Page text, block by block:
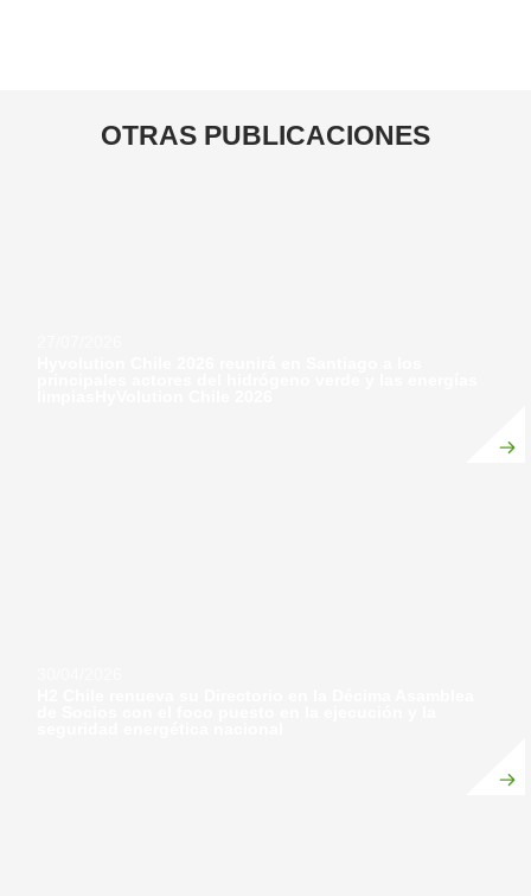
OTRAS PUBLICACIONES